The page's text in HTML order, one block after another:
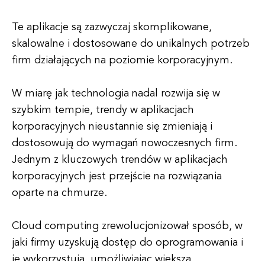
Te aplikacje są zazwyczaj skomplikowane,
skalowalne i dostosowane do unikalnych potrzeb
firm działających na poziomie korporacyjnym.
W miarę jak technologia nadal rozwija się w
szybkim tempie, trendy w aplikacjach
korporacyjnych nieustannie się zmieniają i
dostosowują do wymagań nowoczesnych firm.
Jednym z kluczowych trendów w aplikacjach
korporacyjnych jest przejście na rozwiązania
oparte na chmurze.
Cloud computing zrewolucjonizował sposób, w
jaki firmy uzyskują dostęp do oprogramowania i